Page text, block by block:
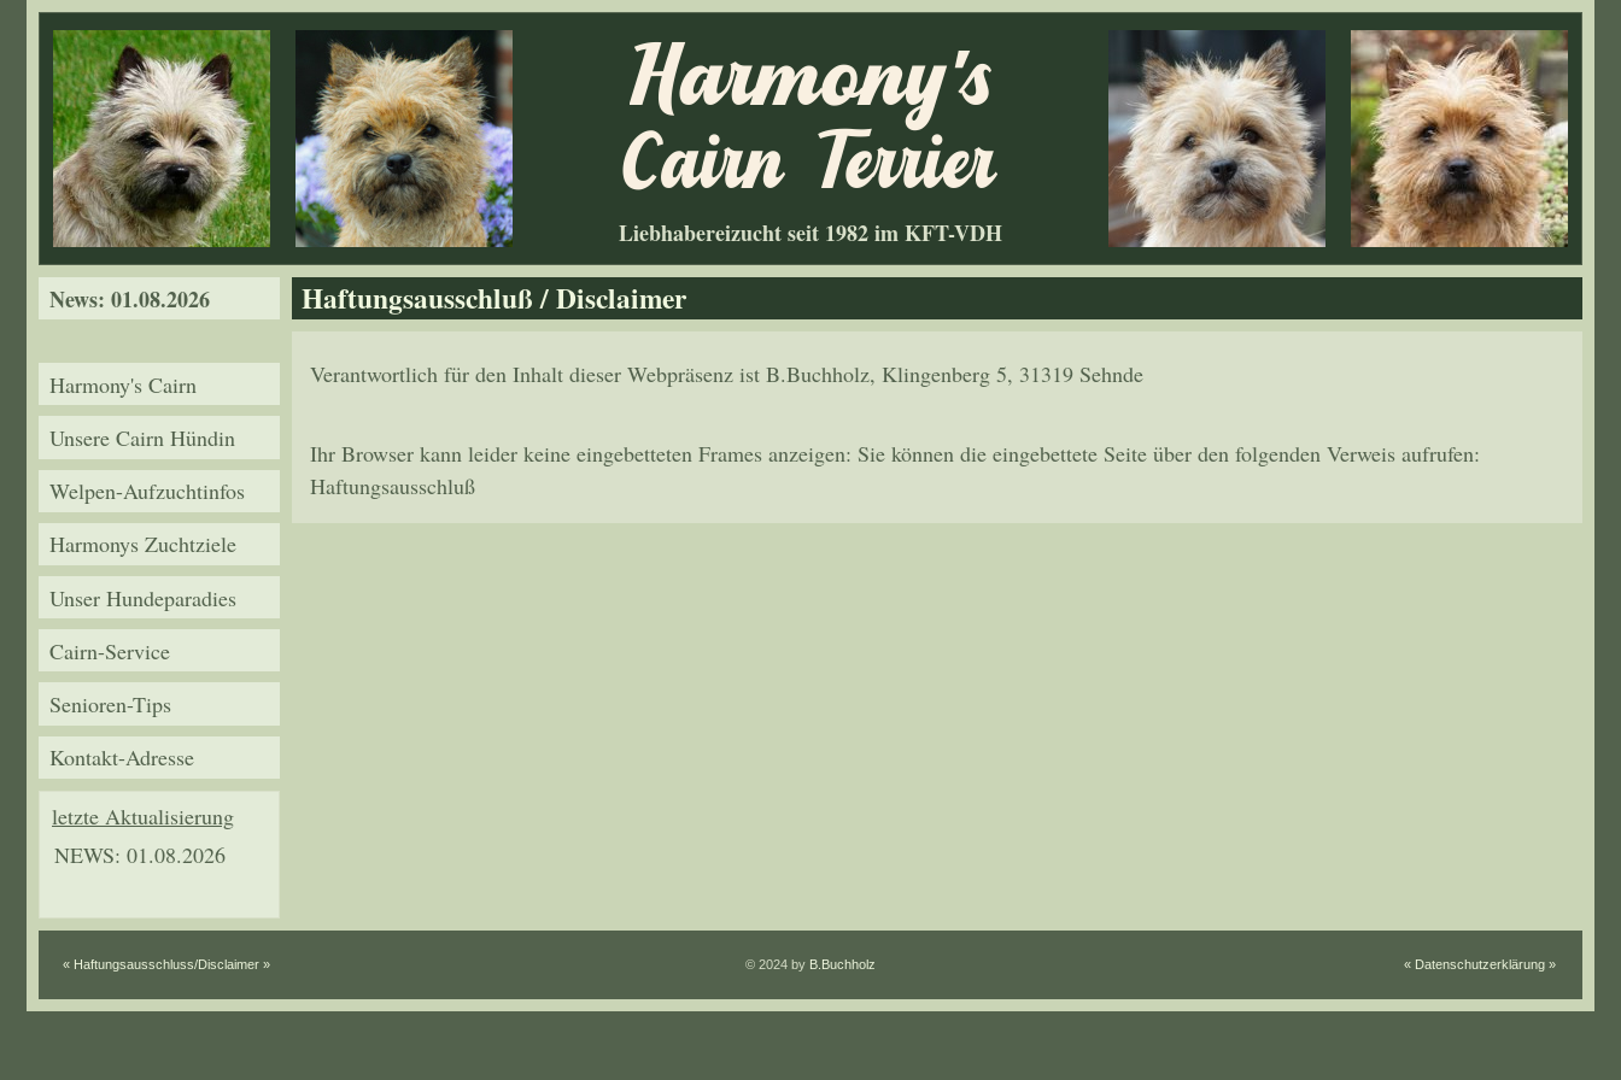
Direkt zum Inhalt
Liebhabereizucht seit 1982 im KFT-VDH
News: 01.08.2026
Harmony's Cairn
Unsere Cairn Hündin
Welpen-Aufzuchtinfos
Harmonys Zuchtziele
Unser Hundeparadies
Cairn-Service
Senioren-Tips
Kontakt-Adresse
letzte Aktualisierung
NEWS: 01.08.2026
Haftungsausschluß / Disclaimer
Verantwortlich für den Inhalt dieser Webpräsenz ist B.Buchholz, Klingenberg 5, 31319 Sehnde
Ihr Browser kann leider keine eingebetteten Frames anzeigen: Sie können die eingebettete Seite über den folgenden Verweis aufrufen:
Haftungsausschluß
« Haftungsausschluss/Disclaimer » © 2024 by B.Buchholz « Datenschutzerklärung »